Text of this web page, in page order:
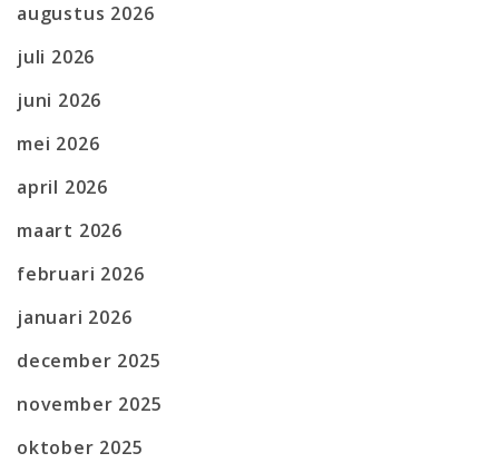
augustus 2026
juli 2026
juni 2026
mei 2026
april 2026
maart 2026
februari 2026
januari 2026
december 2025
november 2025
oktober 2025